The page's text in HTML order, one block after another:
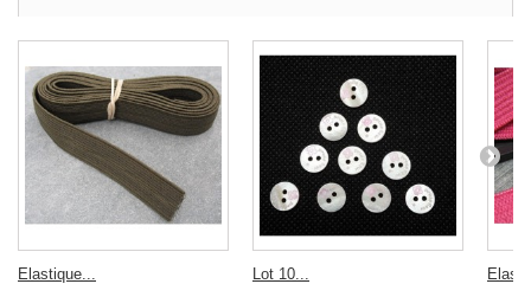
Elastique...
Lot 10...